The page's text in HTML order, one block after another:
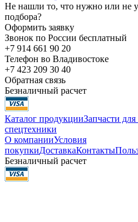
Не нашли то, что нужно или не
подбора?
Оформить заявку
Звонок по России бесплатный
+7 914 661 90 20
Телефон во Владивостоке
+7 423 209 30 40
Обратная связь
Безналичный расчет
Каталог продукцииЗапчасти для
спецтехники
О компанииУсловия
покупкиДоставкаКонтакты
Безналичный расчет